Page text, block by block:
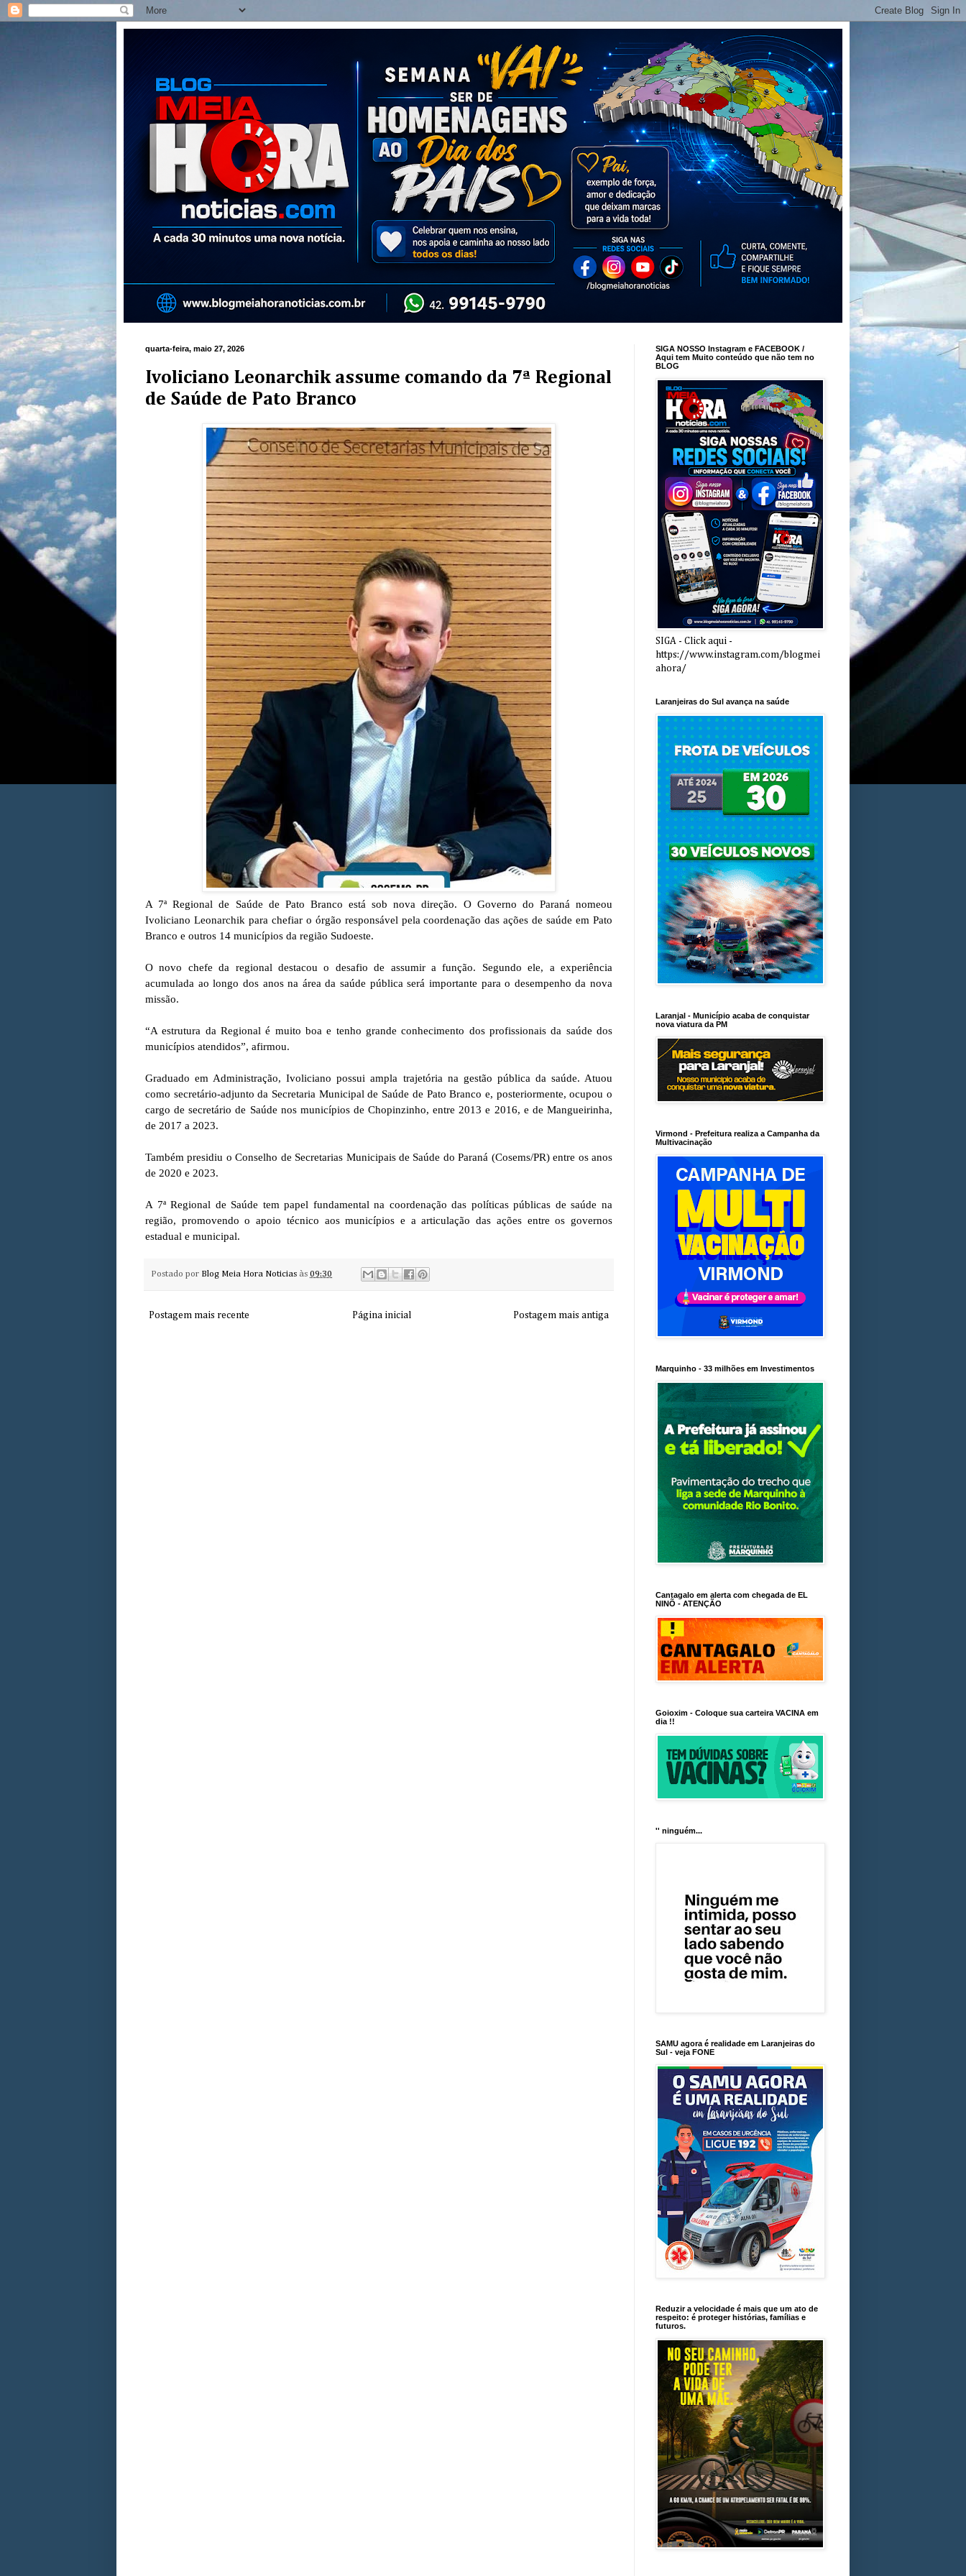
quarta-feira, maio 27, 2026
Ivoliciano Leonarchik assume comando da 7ª Regional
de Saúde de Pato Branco
A 7ª Regional de Saúde de Pato Branco está sob nova direção. O Governo do Paraná nomeou
Ivoliciano Leonarchik para chefiar o órgão responsável pela coordenação das ações de saúde em Pato
Branco e outros 14 municípios da região Sudoeste.
O novo chefe da regional destacou o desafio de assumir a função. Segundo ele, a experiência
acumulada ao longo dos anos na área da saúde pública será importante para o desempenho da nova
missão.
“A estrutura da Regional é muito boa e tenho grande conhecimento dos profissionais da saúde dos
municípios atendidos”, afirmou.
Graduado em Administração, Ivoliciano possui ampla trajetória na gestão pública da saúde. Atuou
como secretário-adjunto da Secretaria Municipal de Saúde de Pato Branco e, posteriormente, ocupou o
cargo de secretário de Saúde nos municípios de Chopinzinho, entre 2013 e 2016, e de Mangueirinha,
de 2017 a 2023.
Também presidiu o Conselho de Secretarias Municipais de Saúde do Paraná (Cosems/PR) entre os anos
de 2020 e 2023.
A 7ª Regional de Saúde tem papel fundamental na coordenação das políticas públicas de saúde na
região, promovendo o apoio técnico aos municípios e a articulação das ações entre os governos
estadual e municipal.
Postado por Blog Meia Hora Noticias às 09:30
Postagem mais recente Postagem mais antiga
Página inicial
SIGA NOSSO Instagram e FACEBOOK /
Aqui tem Muito conteúdo que não tem no
BLOG
SIGA - Click aqui -
https://www.instagram.com/blogmei
ahora/
Laranjeiras do Sul avança na saúde
Laranjal - Município acaba de conquistar
nova viatura da PM
Virmond - Prefeitura realiza a Campanha da
Multivacinação
Marquinho - 33 milhões em Investimentos
Cantagalo em alerta com chegada de EL
NINÕ - ATENÇÃO
Goioxim - Coloque sua carteira VACINA em
dia !!
'' ninguém...
SAMU agora é realidade em Laranjeiras do
Sul - veja FONE
Reduzir a velocidade é mais que um ato de
respeito: é proteger histórias, famílias e
futuros.